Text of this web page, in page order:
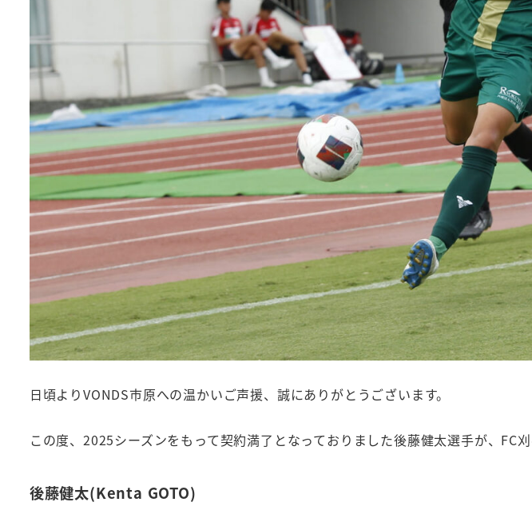
日頃よりVONDS市原への温かいご声援、誠にありがとうございます。
この度、2025シーズンをもって契約満了となっておりました後藤健太選手が、FC
後藤健太(Kenta GOTO)